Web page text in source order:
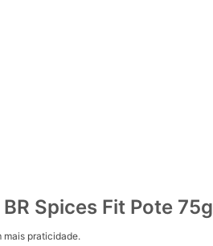
Spices Fit Pote 75g
mais praticidade.